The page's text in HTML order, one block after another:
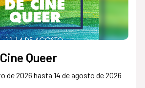
Queer
de 2026 hasta 14 de agosto de 2026